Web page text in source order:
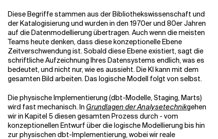
Diese Begriffe stammen aus der Bibliothekswissenschaft und
der Katalogisierung und wurden in den 1970er und 80er Jahren
auf die Datenmodellierung übertragen. Auch wenn die meisten
Teams heute denken, dass diese konzeptionelle Ebene
Zeitverschwendung ist. Sobald diese Ebene existiert, sagt die
schriftliche Aufzeichnung Ihres Datensystems endlich, was es
bedeutet, und nicht nur, wie es aussieht. Die KI kann mit dem
gesamten Bild arbeiten. Das logische Modell folgt von selbst.
Die physische Implementierung (dbt-Modelle, Staging, Marts)
wird fast mechanisch. In Grundlagen der Analysetechnikgehen
wir in Kapitel 5 diesen gesamten Prozess durch - vom
konzeptionellen Entwurf über die logische Modellierung bis hin
zur physischen dbt-Implementierung, wobei wir reale